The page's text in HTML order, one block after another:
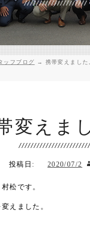
ッフブログ → 携帯変えました
変えま
投稿日: 2020/07/2
松です。
えました。